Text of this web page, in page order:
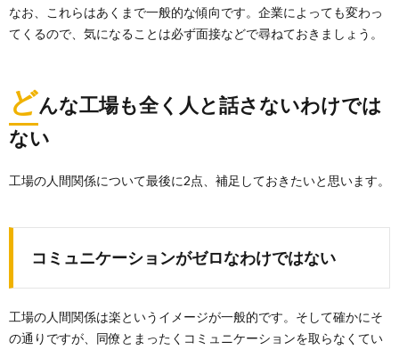
なお、これらはあくまで一般的な傾向です。企業によっても変わっ
てくるので、気になることは必ず面接などで尋ねておきましょう。
どんな工場も全く人と話さないわけでは
ない
工場の人間関係について最後に2点、補足しておきたいと思います。
コミュニケーションがゼロなわけではない
工場の人間関係は楽というイメージが一般的です。そして確かにそ
の通りですが、同僚とまったくコミュニケーションを取らなくてい